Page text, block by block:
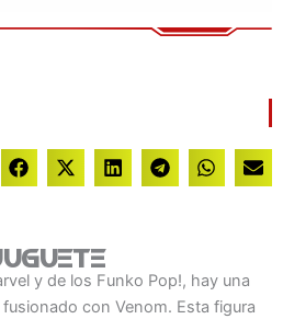
y de los Funko Pop!, hay una
con Venom. Esta figura